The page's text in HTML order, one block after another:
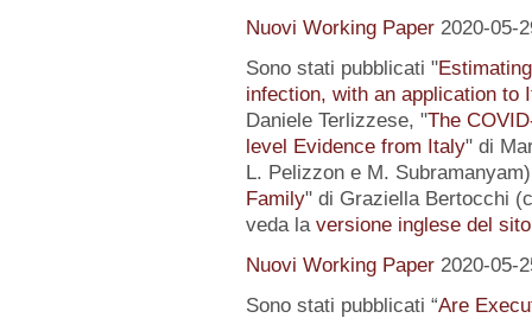
Nuovi Working Paper 2020-05-
Sono stati pubblicati "
infection, with an application to
Daniele Terlizzese, "The
level Evidence from Italy" di
L. Pelizzon e M.
Family" di Graziella Bertocchi
veda la versione inglese del sito
Nuovi Working Paper 2020-05-
Sono stati pubblicati “Are